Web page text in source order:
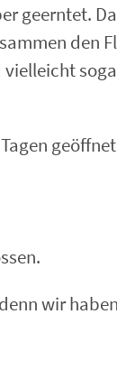
geerntet.
den
wir